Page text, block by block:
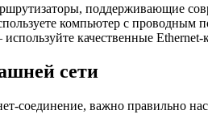
поддерживающие
компьютер с проводным
используйте качественные
сети
соединение, важно правильно